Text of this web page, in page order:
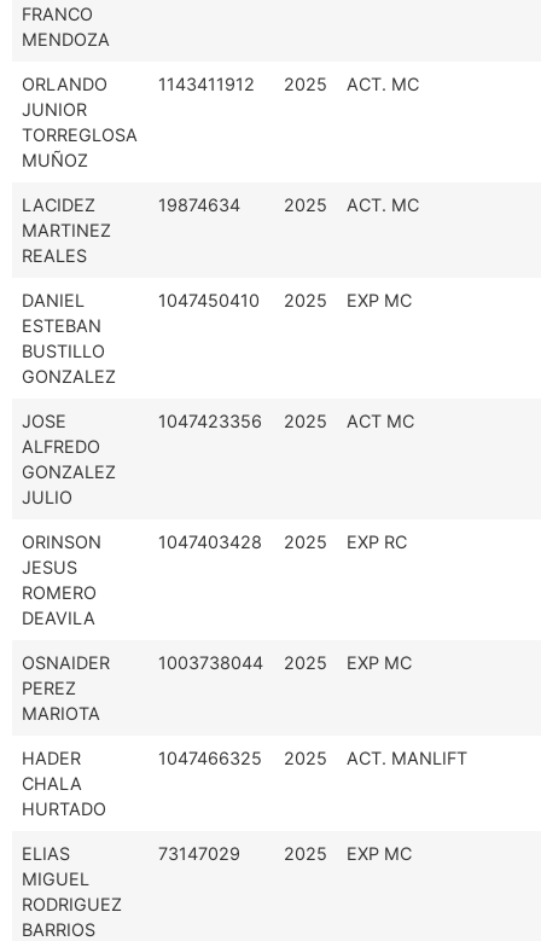
FRANCO
MENDOZA
ORLANDO
JUNIOR
TORREGLOSA
MUÑOZ
1143411912 2025 ACT. MC
LACIDEZ
MARTINEZ
REALES
19874634 2025 ACT. MC
DANIEL
ESTEBAN
BUSTILLO
GONZALEZ
1047450410 2025 EXP MC
JOSE
ALFREDO
GONZALEZ
JULIO
1047423356 2025 ACT MC
ORINSON
JESUS
ROMERO
DEAVILA
1047403428 2025 EXP RC
OSNAIDER
PEREZ
MARIOTA
1003738044 2025 EXP MC
HADER
CHALA
HURTADO
1047466325 2025 ACT. MANLIFT
ELIAS
MIGUEL
RODRIGUEZ
BARRIOS
73147029 2025 EXP MC